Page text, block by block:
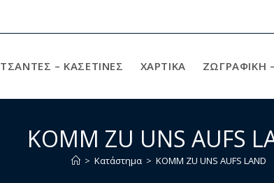
ΤΣΑΝΤΕΣ – ΚΑΣΕΤΙΝΕΣ ΧΑΡΤΙΚΆ ΖΩΓΡΑΦΙΚΉ
KOMM ZU UNS AUFS
> Κατάστημα > KOMM ZU UNS AUFS LAND